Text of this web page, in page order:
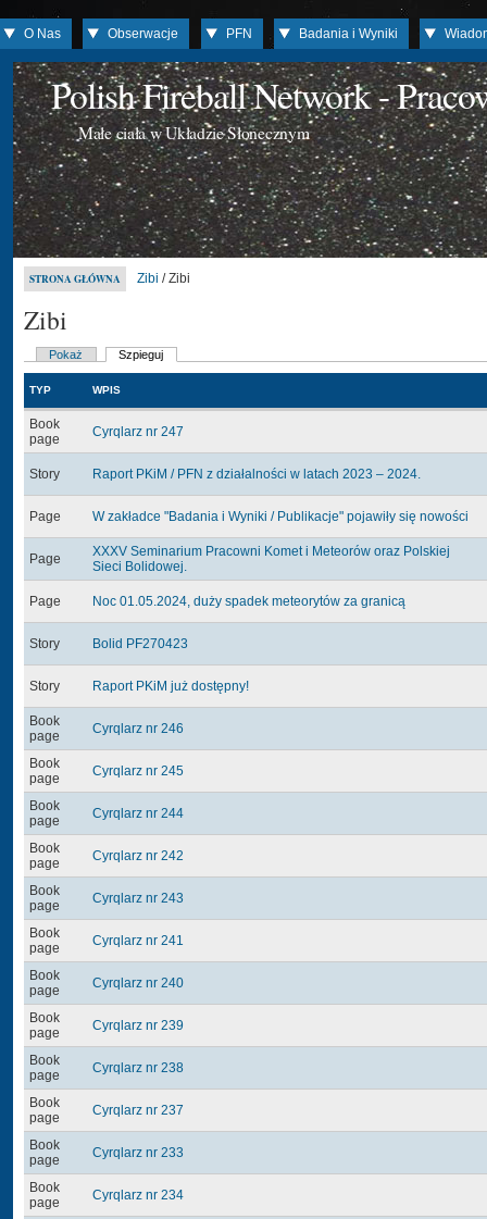
O Nas Obserwacje PFN Badania i Wyniki
Polish Fireball Network -
Małe ciała w Układzie Słonecznym
STRONA GŁÓWNA Zibi / Zibi
Zibi
Pokaż Szpieguj
TYP WPIS
Book
page
Cyrqlarz nr 247
Story Raport PKiM / PFN z działalności w latach 2023 – 2024.
Page W zakładce "Badania i Wyniki / Publikacje" pojawiły się nowości
Page
XXXV Seminarium Pracowni Komet i Meteorów oraz Polskiej
Sieci Bolidowej.
Page Noc 01.05.2024, duży spadek meteorytów za granicą
Story Bolid PF270423
Story Raport PKiM już dostępny!
Book
page
Cyrqlarz nr 246
Book
page
Cyrqlarz nr 245
Book
page
Cyrqlarz nr 244
Book
page
Cyrqlarz nr 242
Book
page
Cyrqlarz nr 243
Book
page
Cyrqlarz nr 241
Book
page
Cyrqlarz nr 240
Book
page
Cyrqlarz nr 239
Book
page
Cyrqlarz nr 238
Book
page
Cyrqlarz nr 237
Book
page
Cyrqlarz nr 233
Book
page
Cyrqlarz nr 234